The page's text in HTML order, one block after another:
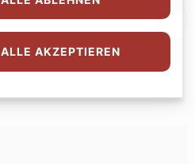
Familie Fastenzeit Reisen
ALLE AKZEPTIEREN